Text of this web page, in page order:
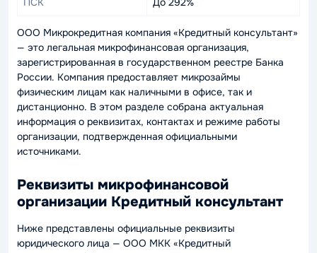
ООО Микрокредитная компания «Кредитный консультант»
— это легальная микрофинансовая организация,
зарегистрированная в государственном реестре Банка
России. Компания предоставляет микрозаймы
физическим лицам как наличными в офисе, так и
дистанционно. В этом разделе собрана актуальная
информация о реквизитах, контактах и режиме работы
организации, подтвержденная официальными
источниками.
Реквизиты микрофинансовой
организации Кредитный консультант
Ниже представлены официальные реквизиты
юридического лица — ООО МКК «Кредитный